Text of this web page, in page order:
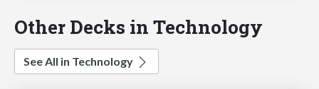
Other Decks in Technology
See All in Technology